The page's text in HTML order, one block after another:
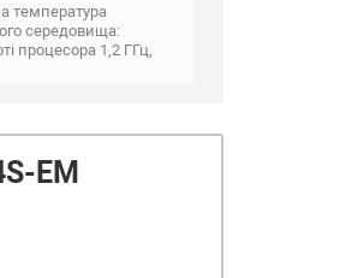
температура
середовища:
процесора 1,2 ГГц,
EM